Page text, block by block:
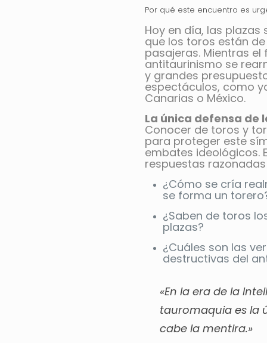
Por qué este encuentro es
Hoy en día, las plazas
que los toros están
pasajeras. Mientras
antitaurinismo se
y grandes
espectáculos, como
Canarias o México.
La única defensa de
Conocer de toros y
para proteger este
embates ideológicos.
respuestas
¿Cómo se cría
se forma un
¿Saben de toros
plazas?
¿Cuáles son las
destructivas del
«En la era de la
tauromaquia es la
cabe la mentira.»